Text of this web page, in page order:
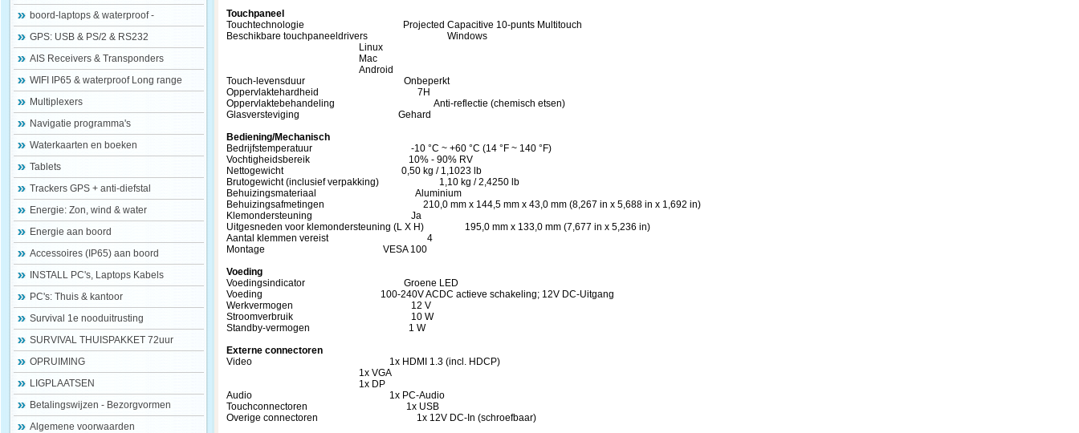
boord-laptops & waterproof -
GPS: USB & PS/2 & RS232
AIS Receivers & Transponders
WIFI IP65 & waterproof Long range
Multiplexers
Navigatie programma's
Waterkaarten en boeken
Tablets
Trackers GPS + anti-diefstal
Energie: Zon, wind & water
Energie aan boord
Accessoires (IP65) aan boord
INSTALL PC's, Laptops Kabels
PC's: Thuis & kantoor
Survival 1e nooduitrusting
SURVIVAL THUISPAKKET 72uur
OPRUIMING
LIGPLAATSEN
Betalingswijzen - Bezorgvormen
Algemene voorwaarden
Touchpaneel
Touchtechnologie Projected Capacitive 10-punts Multitouch
Beschikbare touchpaneeldrivers Windows
Linux
Mac
Android
Touch-levensduur Onbeperkt
Oppervlaktehardheid 7H
Oppervlaktebehandeling Anti-reflectie (chemisch etsen)
Glasversteviging Gehard
Bediening/Mechanisch
Bedrijfstemperatuur -10 °C ~ +60 °C (14 °F ~ 140 °F)
Vochtigheidsbereik 10% - 90% RV
Nettogewicht 0,50 kg / 1,1023 lb
Brutogewicht (inclusief verpakking) 1,10 kg / 2,4250 lb
Behuizingsmateriaal Aluminium
Behuizingsafmetingen 210,0 mm x 144,5 mm x 43,0 mm (8,267 in x 5,688 in x 1,692 in)
Klemondersteuning Ja
Uitgesneden voor klemondersteuning (L X H) 195,0 mm x 133,0 mm (7,677 in x 5,236 in)
Aantal klemmen vereist 4
Montage VESA 100
Voeding
Voedingsindicator Groene LED
Voeding 100-240V ACDC actieve schakeling; 12V DC-Uitgang
Werkvermogen 12 V
Stroomverbruik 10 W
Standby-vermogen 1 W
Externe connectoren
Video 1x HDMI 1.3 (incl. HDCP)
1x VGA
1x DP
Audio 1x PC-Audio
Touchconnectoren 1x USB
Overige connectoren 1x 12V DC-In (schroefbaar)